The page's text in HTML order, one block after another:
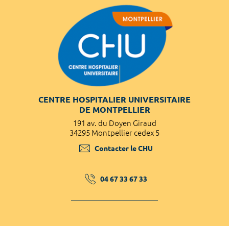
CENTRE HOSPITALIER UNIVERSITAIRE
DE MONTPELLIER
191 av. du Doyen Giraud
34295 Montpellier cedex 5
Contacter le CHU
04 67 33 67 33